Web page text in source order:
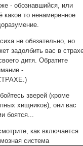
- обознавшийся, или
какое то ненамеренное
не обязательно, но
задолбить вас в
дитя. Обратите
-
зверей (кроме
хищников), они вас
боятся...
как включается
система